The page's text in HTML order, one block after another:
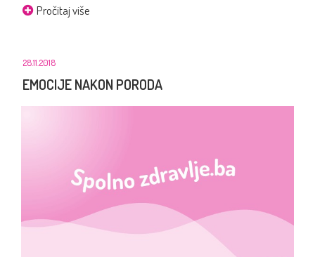
Pročitaj više
28.11.2018
EMOCIJE NAKON PORODA